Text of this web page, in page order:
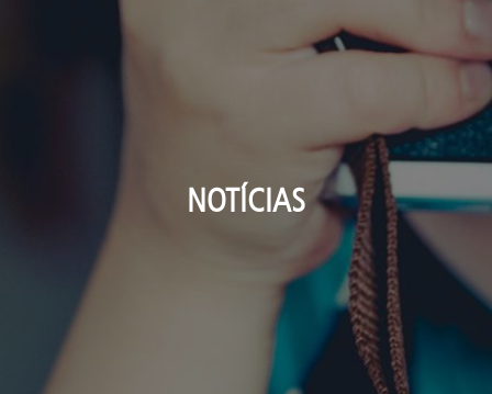
NOTÍCIAS